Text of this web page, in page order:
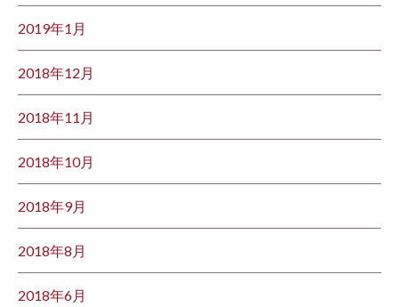
2019年1月
2018年12月
2018年11月
2018年10月
2018年9月
2018年8月
2018年6月